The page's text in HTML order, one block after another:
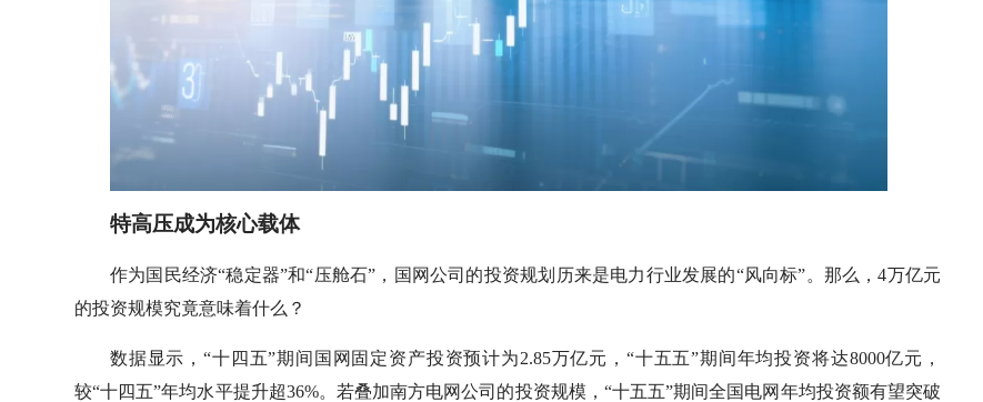
特高压成为核心载体
作为国民经济“稳定器”和“压舱石”，国网公司的投资规划历来是电力行业发展的“风向标”。那么，4万亿元
的投资规模究竟意味着什么？
数据显示，“十四五”期间国网固定资产投资预计为2.85万亿元，“十五五”期间年均投资将达8000亿元，
较“十四五”年均水平提升超36%。若叠加南方电网公司的投资规模，“十五五”期间全国电网年均投资额有望突破